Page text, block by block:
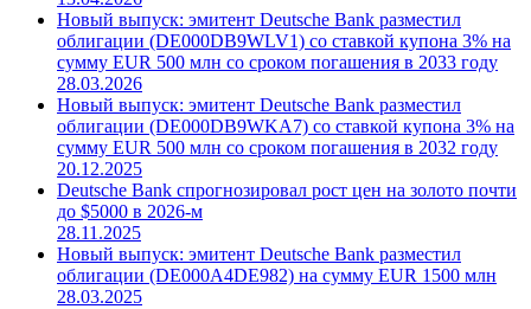
Новый выпуск: эмитент Deutsche Bank разместил
облигации (DE000DB9WLV1) со ставкой купона 3% на
сумму EUR 500 млн со сроком погашения в 2033 году
28.03.2026
Новый выпуск: эмитент Deutsche Bank разместил
облигации (DE000DB9WKA7) со ставкой купона 3% на
сумму EUR 500 млн со сроком погашения в 2032 году
20.12.2025
Deutsche Bank спрогнозировал рост цен на золото почти
до $5000 в 2026-м
28.11.2025
Новый выпуск: эмитент Deutsche Bank разместил
облигации (DE000A4DE982) на сумму EUR 1500 млн
28.03.2025